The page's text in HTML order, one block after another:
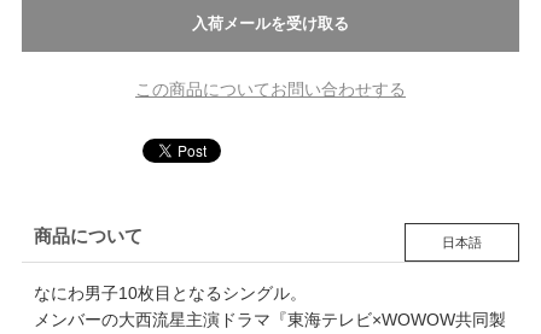
この商品についてお問い合わせする
商品について 日本語
なにわ男子10枚目となるシングル。
メンバーの大西流星主演ドラマ『東海テレビ×WOWOW共同製